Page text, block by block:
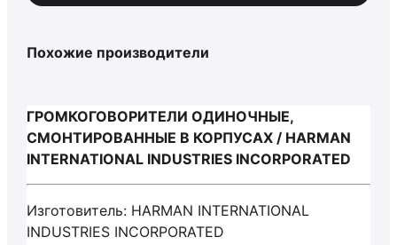
Похожие производители
ГРОМКОГОВОРИТЕЛИ ОДИНОЧНЫЕ,
СМОНТИРОВАННЫЕ В КОРПУСАХ / HARMAN
INTERNATIONAL INDUSTRIES INCORPORATED
Изготовитель: HARMAN INTERNATIONAL
INDUSTRIES INCORPORATED